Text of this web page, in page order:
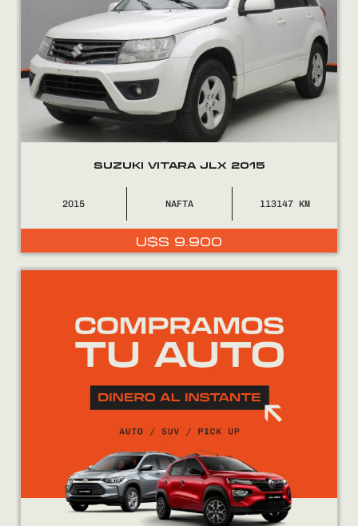
SUZUKI VITARA JLX 2015
2015 NAFTA 113147
U$S 9.900